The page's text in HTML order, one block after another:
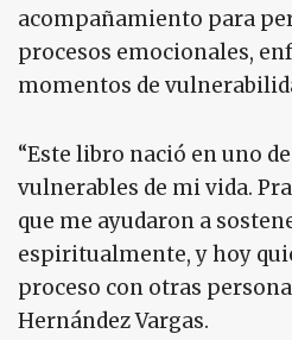
acompañamiento para
procesos emocionales,
momentos de
“Este libro nació en uno
vulnerables de mi vida.
que me ayudaron a
espiritualmente, y hoy
proceso con otras
Hernández Vargas.